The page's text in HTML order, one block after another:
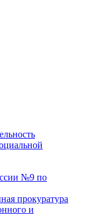
№9 по
прокуратура
и